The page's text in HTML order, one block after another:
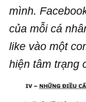
mình.
của mỗi cá
like vào một
hiện tâm trạng